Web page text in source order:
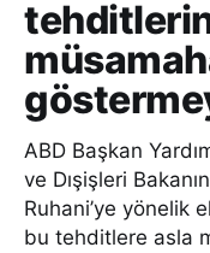
ABD Başkan
ve Dışişleri
Ruhani’ye yönelik
bu tehditlere asla